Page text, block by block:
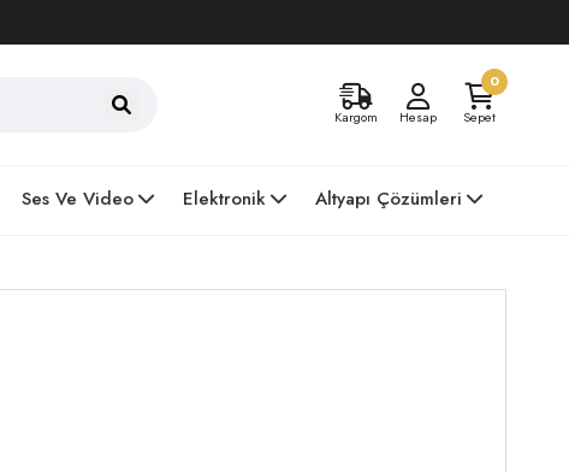
Kargom Hesap
0
Sepet
Ses Ve Video Elektronik Altyapı Çözümleri